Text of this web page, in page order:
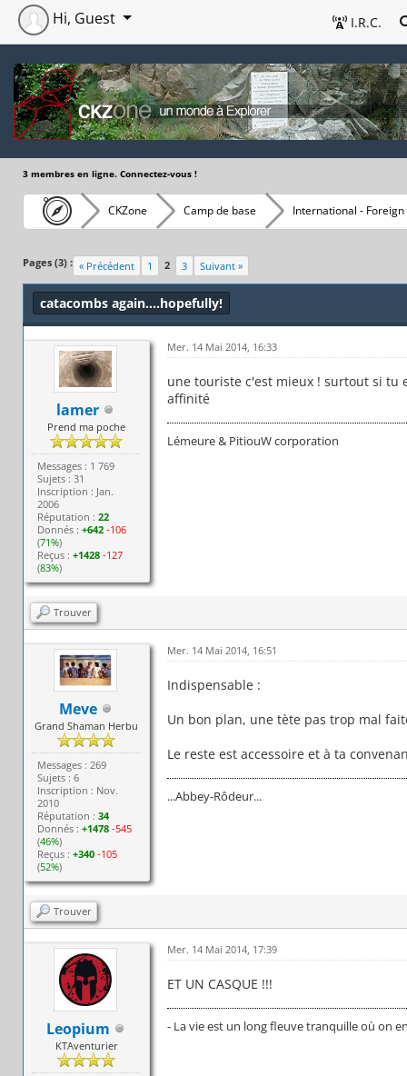
I.R.C.
Hi, Guest
3 membres en ligne. Connectez-vous !
CKZone Camp de base International -
Pages (3) : « Précédent 1 2 3 Suivant »
catacombs again....hopefully!
lamer
Prend ma poche
Messages : 1 769
Sujets : 31
Inscription : Jan.
2006
Réputation :22
Donnés :+642 -106
(71%)
Reçus :+1428 -127
(83%)
Mer. 14 Mai 2014, 16:33
une touriste c'est mieux ! surtout si tu
affinité
Lémeure & PitiouW corporation
Trouver
Meve
Grand Shaman Herbu
Messages : 269
Sujets : 6
Inscription : Nov.
2010
Réputation :34
Donnés :+1478 -545
(46%)
Reçus :+340 -105
(52%)
Mer. 14 Mai 2014, 16:51
Indispensable :
Un bon plan, une tète pas trop mal
Le reste est accessoire et à ta
...Abbey-Rôdeur...
Trouver
Leopium
KTAventurier
Mer. 14 Mai 2014, 17:39
ET UN CASQUE !!!
- La vie est un long fleuve tranquille où on